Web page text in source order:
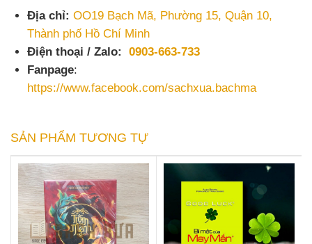
Địa chỉ: OO19 Bạch Mã, Phường 15, Quận 10,
Thành phố Hồ Chí Minh
Điện thoại / Zalo: 0903-663-733
Fanpage:
https://www.facebook.com/sachxua.bachma
SẢN PHẨM TƯƠNG TỰ